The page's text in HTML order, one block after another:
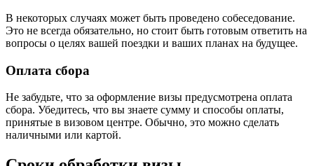
В некоторых случаях может быть проведено собеседование.
Это не всегда обязательно, но стоит быть готовым ответить на
вопросы о целях вашей поездки и ваших планах на будущее.
Оплата сбора
Не забудьте, что за оформление визы предусмотрена оплата
сбора. Убедитесь, что вы знаете сумму и способы оплаты,
принятые в визовом центре. Обычно, это можно сделать
наличными или картой.